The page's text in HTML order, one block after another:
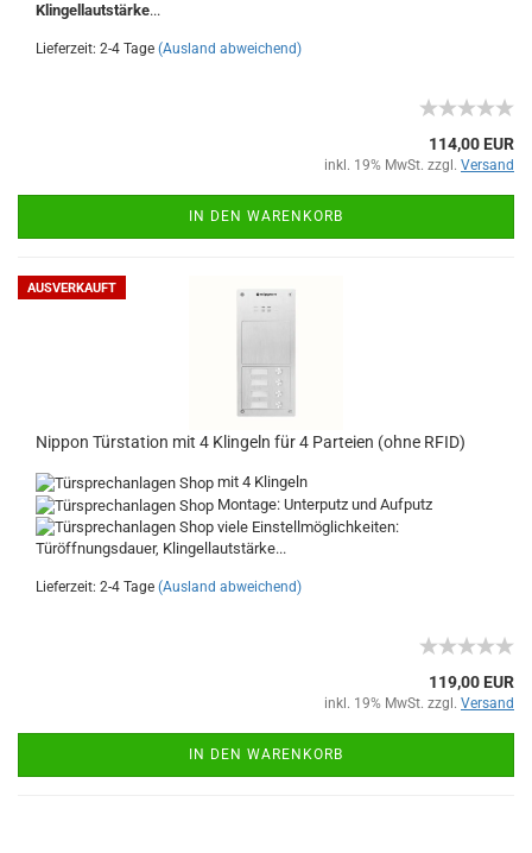
Klingellautstärke...
Lieferzeit: 2-4 Tage (Ausland abweichend)
114,00 EUR
inkl. 19% MwSt. zzgl. Versand
IN DEN WARENKORB
AUSVERKAUFT
Nippon Türstation mit 4 Klingeln für 4 Parteien (ohne RFID)
mit 4 Klingeln
Montage: Unterputz und Aufputz
viele Einstellmöglichkeiten:
Türöffnungsdauer, Klingellautstärke...
Lieferzeit: 2-4 Tage (Ausland abweichend)
119,00 EUR
inkl. 19% MwSt. zzgl. Versand
IN DEN WARENKORB